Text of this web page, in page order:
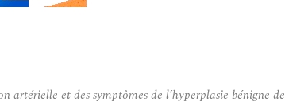
et des symptômes de l’hyperplasie bénigne